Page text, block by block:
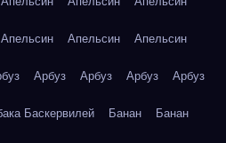
Апельсин Апельсин Апельсин
Арбуз Арбуз Арбуз Арбуз
Баскервилей Банан Банан